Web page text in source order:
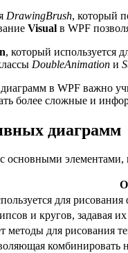
DrawingBrush, который
Visual в WPF
, который используется
DoubleAnimation и
в WPF важно
более сложные и
диаграмм
основными
для
и кругов, задавая
методы для рисования
комбинировать